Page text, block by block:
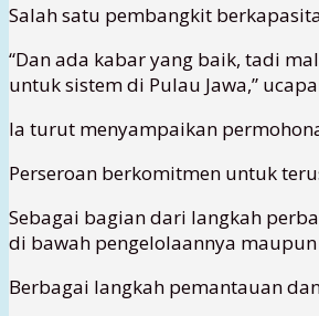
Salah satu pembangkit
“Dan ada kabar yang baik, tadi
untuk sistem di Pulau Jawa,”
Ia turut menyampaikan
Perseroan berkomitmen untuk
Sebagai bagian dari langkah
di bawah pengelolaannya
Berbagai langkah pemantauan